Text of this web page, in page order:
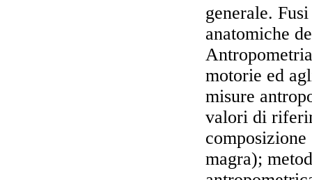
generale.
anatomiche
motorie ed
misure
valori di
composizione
magra);